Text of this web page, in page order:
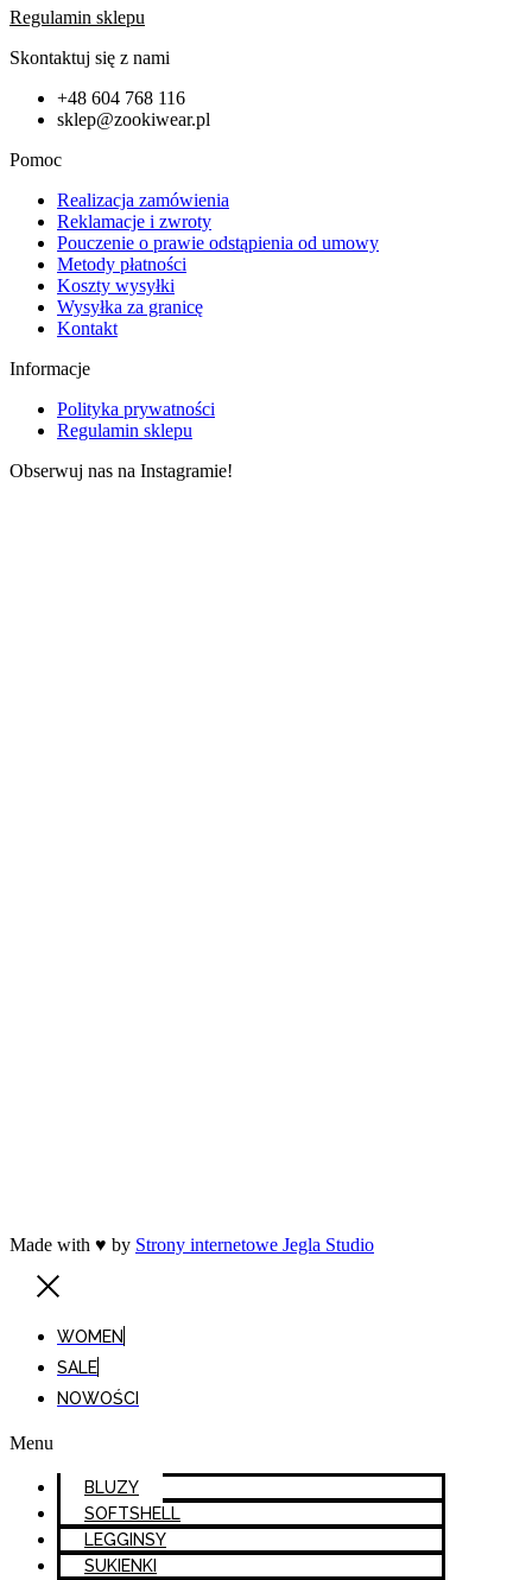
Regulamin sklepu
Skontaktuj się z nami
+48 604 768 116
sklep@zookiwear.pl
Pomoc
Realizacja zamówienia
Reklamacje i zwroty
Pouczenie o prawie odstąpienia od umowy
Metody płatności
Koszty wysyłki
Wysyłka za granicę
Kontakt
Informacje
Polityka prywatności
Regulamin sklepu
Obserwuj nas na Instagramie!
Made with ♥ by Strony internetowe Jegla Studio
WOMEN
SALE
NOWOŚCI
Menu
BLUZY
SOFTSHELL
LEGGINSY
SUKIENKI